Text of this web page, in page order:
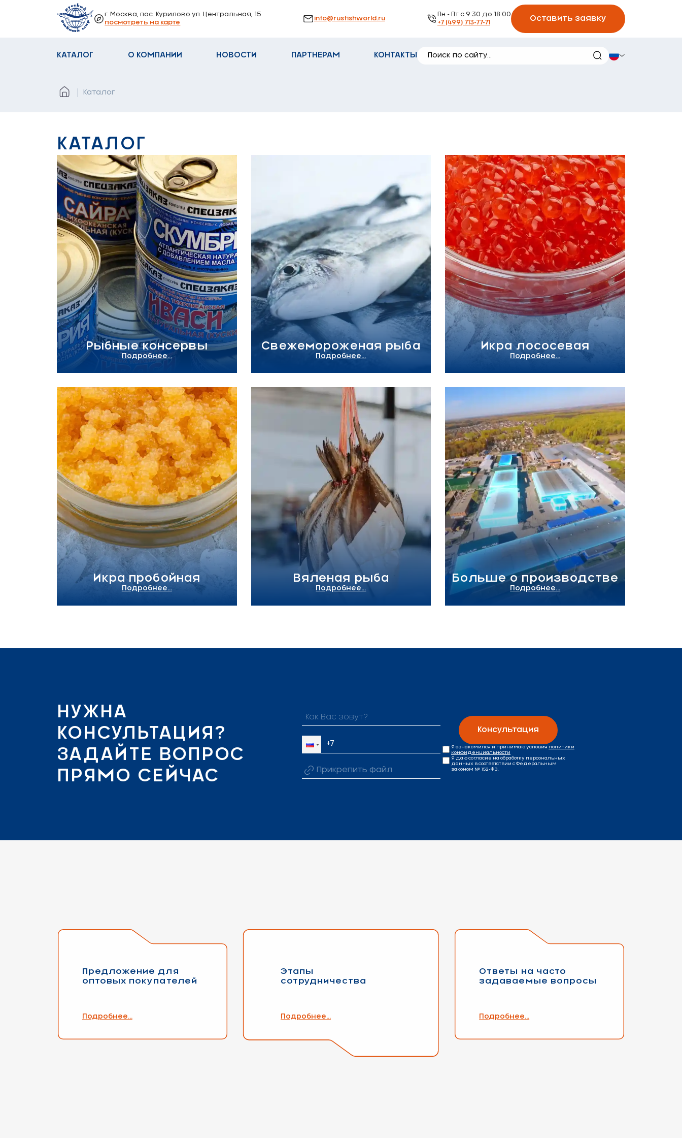
г. Москва, пос. Курилово ул. Центральная, 15
посмотреть на карте
info@rusfishworld.ru
Пн - Пт с 9:30 до 18:00
+7 (499) 713-77-71
Оставить заявку
КАТАЛОГ О КОМПАНИИ НОВОСТИ ПАРТНЕРАМ КОНТАКТЫ
Каталог
КАТАЛОГ
Рыбные консервы
Подробнее...
Свежемороженая рыба
Подробнее...
Икра лососевая
Подробнее...
Икра пробойная
Подробнее...
Вяленая рыба
Подробнее...
Больше о производстве
Подробнее...
НУЖНА
КОНСУЛЬТАЦИЯ?
ЗАДАЙТЕ ВОПРОС
ПРЯМО СЕЙЧАС
Прикрепить файл
Консультация
Я ознакомился и принимаю условия политики
конфиденциальности
Я даю согласие на обработку персональных
данных в соответствии с Федеральным
законом № 152-ФЗ.
Предложение для
оптовых покупателей
Подробнее...
Этапы
сотрудничества
Подробнее...
Ответы на часто
задаваемые вопросы
Подробнее...